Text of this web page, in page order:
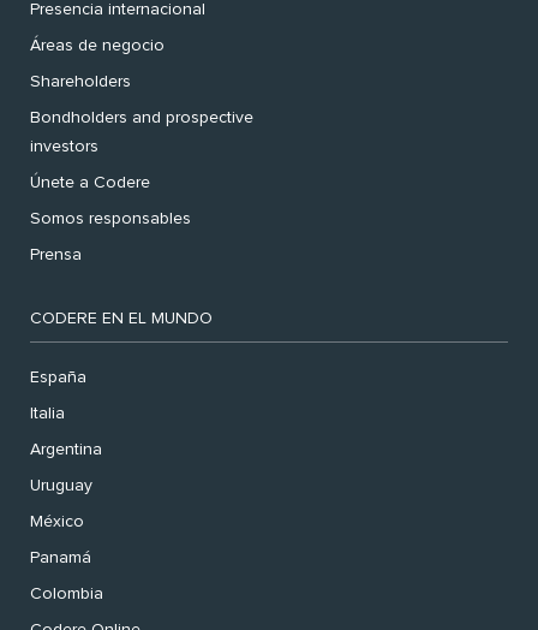
Presencia internacional
Áreas de negocio
Shareholders
Bondholders and prospective
investors
Únete a Codere
Somos responsables
Prensa
CODERE EN EL MUNDO
España
Italia
Argentina
Uruguay
México
Panamá
Colombia